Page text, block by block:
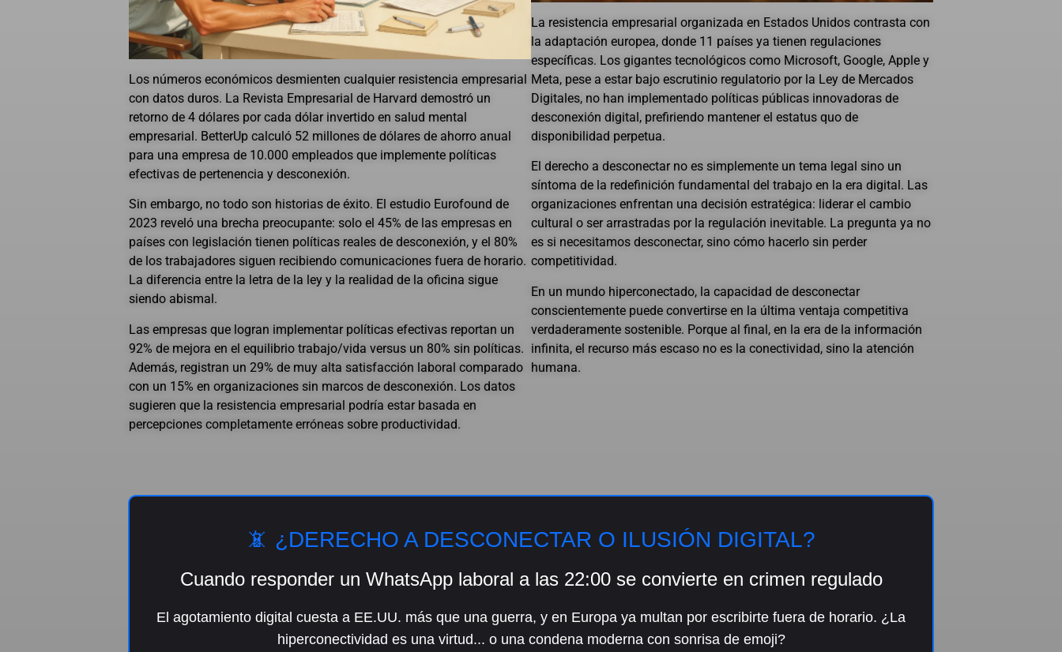
Los números económicos desmienten cualquier resistencia empresarial
con datos duros. La Revista Empresarial de Harvard demostró un
retorno de 4 dólares por cada dólar invertido en salud mental
empresarial. BetterUp calculó 52 millones de dólares de ahorro anual
para una empresa de 10.000 empleados que implemente políticas
efectivas de pertenencia y desconexión.
Sin embargo, no todo son historias de éxito. El estudio Eurofound de
2023 reveló una brecha preocupante: solo el 45% de las empresas en
países con legislación tienen políticas reales de desconexión, y el 80%
de los trabajadores siguen recibiendo comunicaciones fuera de horario.
La diferencia entre la letra de la ley y la realidad de la oficina sigue
siendo abismal.
Las empresas que logran implementar políticas efectivas reportan un
92% de mejora en el equilibrio trabajo/vida versus un 80% sin políticas.
Además, registran un 29% de muy alta satisfacción laboral comparado
con un 15% en organizaciones sin marcos de desconexión. Los datos
sugieren que la resistencia empresarial podría estar basada en
percepciones completamente erróneas sobre productividad.
La resistencia empresarial organizada en Estados Unidos contrasta con
la adaptación europea, donde 11 países ya tienen regulaciones
específicas. Los gigantes tecnológicos como Microsoft, Google, Apple y
Meta, pese a estar bajo escrutinio regulatorio por la Ley de Mercados
Digitales, no han implementado políticas públicas innovadoras de
desconexión digital, prefiriendo mantener el estatus quo de
disponibilidad perpetua.
El derecho a desconectar no es simplemente un tema legal sino un
síntoma de la redefinición fundamental del trabajo en la era digital. Las
organizaciones enfrentan una decisión estratégica: liderar el cambio
cultural o ser arrastradas por la regulación inevitable. La pregunta ya no
es si necesitamos desconectar, sino cómo hacerlo sin perder
competitividad.
En un mundo hiperconectado, la capacidad de desconectar
conscientemente puede convertirse en la última ventaja competitiva
verdaderamente sostenible. Porque al final, en la era de la información
infinita, el recurso más escaso no es la conectividad, sino la atención
humana.
📵 ¿DERECHO A DESCONECTAR O ILUSIÓN DIGITAL?
Cuando responder un WhatsApp laboral a las 22:00 se convierte en crimen regulado
El agotamiento digital cuesta a EE.UU. más que una guerra, y en Europa ya multan por escribirte fuera de horario. ¿La
hiperconectividad es una virtud... o una condena moderna con sonrisa de emoji?